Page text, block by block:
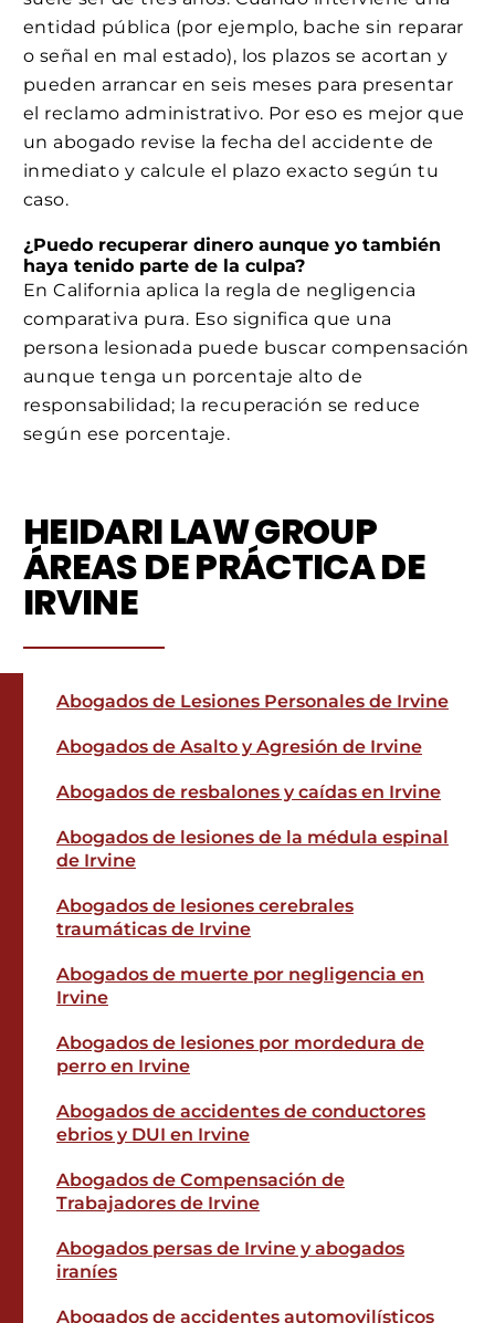
entidad pública (por ejemplo, bache sin reparar
o señal en mal estado), los plazos se acortan y
pueden arrancar en seis meses para presentar
el reclamo administrativo. Por eso es mejor que
un abogado revise la fecha del accidente de
inmediato y calcule el plazo exacto según tu
caso.
¿Puedo recuperar dinero aunque yo también
haya tenido parte de la culpa?
En California aplica la regla de negligencia
comparativa pura. Eso significa que una
persona lesionada puede buscar compensación
aunque tenga un porcentaje alto de
responsabilidad; la recuperación se reduce
según ese porcentaje.
HEIDARI LAW GROUP
ÁREAS DE PRÁCTICA DE
IRVINE
Abogados de Lesiones Personales de Irvine
Abogados de Asalto y Agresión de Irvine
Abogados de resbalones y caídas en Irvine
Abogados de lesiones de la médula espinal
de Irvine
Abogados de lesiones cerebrales
traumáticas de Irvine
Abogados de muerte por negligencia en
Irvine
Abogados de lesiones por mordedura de
perro en Irvine
Abogados de accidentes de conductores
ebrios y DUI en Irvine
Abogados de Compensación de
Trabajadores de Irvine
Abogados persas de Irvine y abogados
iraníes
Abogados de accidentes automovilísticos